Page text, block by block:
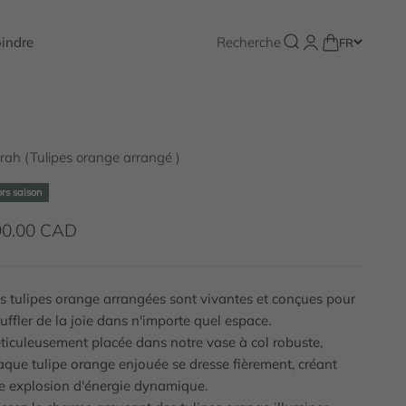
Ouvrir la recherche
Recherche Ouvrir le
Voir le panier
FR
(Tulipes orange arrangé )
saison
de vente
CAD
tulipes orange arrangées sont vivantes et conçues pour
de la joie dans n'importe quel espace.
placée dans notre vase à col robuste,
tulipe orange enjouée se dresse fièrement, créant
explosion d'énergie dynamique.